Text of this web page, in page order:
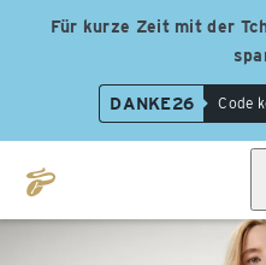
Für kurze Zeit mit der
DANKE26 Code